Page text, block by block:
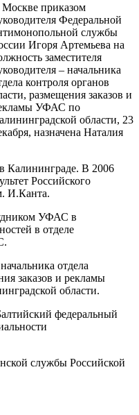
приказом
Федеральной
службы
Игоря Артемьева на
заместителя
– начальника
контроля органов
размещения заказов и
УФАС по
области, 23
назначена Наталия
Калининграде. В 2006
Российского
И.Канта.
УФАС в
в отделе
отдела
заказов и рекламы
области.
федеральный
службы Российской